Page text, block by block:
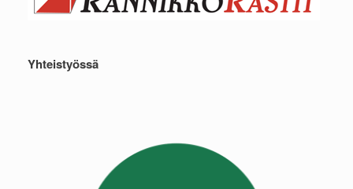
Yhteistyössä